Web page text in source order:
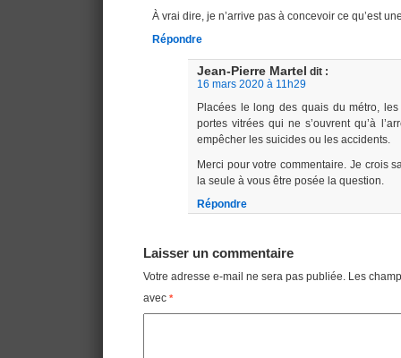
À vrai dire, je n’arrive pas à concevoir ce qu’est
Répondre
Jean-Pierre Martel dit :
16 mars 2020 à 11h29
Placées le long des quais du métro,
portes vitrées qui ne s’ouvrent qu’à
empêcher les suicides ou les accidents.
Merci pour votre commentaire. Je crois
la seule à vous être posée la question.
Répondre
Laisser un commentaire
Votre adresse e-mail ne sera pas publiée. Les
avec *